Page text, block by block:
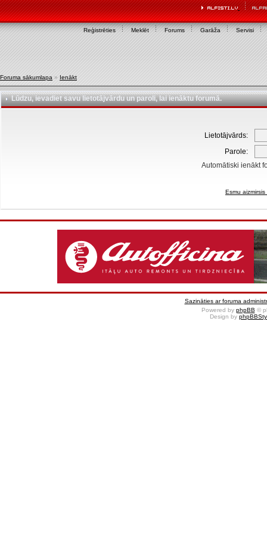
Reģistrēties Meklēt Forums Garāža Servisi
Foruma sākumlapa » Ienākt
Lūdzu, ievadiet savu lietotājvārdu un paroli, lai ienāktu forumā.
Lietotājvārds:
Parole:
Automātiski ienākt
Esmu
Sazināties ar foruma
Powered by phpBB ©
Design by